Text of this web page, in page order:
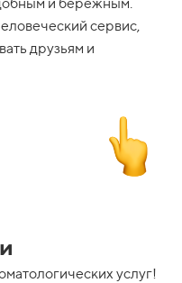
сервис,
друзьям и
услуг!